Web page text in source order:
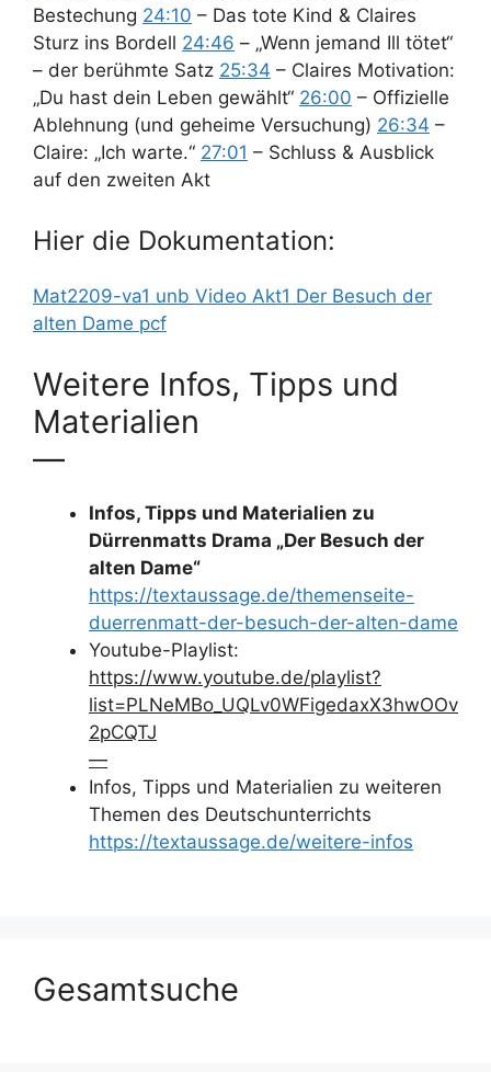
Bestechung 24:10 – Das tote Kind & Claires
Sturz ins Bordell 24:46 – „Wenn jemand Ill tötet“
– der berühmte Satz 25:34 – Claires Motivation:
„Du hast dein Leben gewählt“ 26:00 – Offizielle
Ablehnung (und geheime Versuchung) 26:34 –
Claire: „Ich warte.“ 27:01 – Schluss & Ausblick
auf den zweiten Akt
Hier die Dokumentation:
Mat2209-va1 unb Video Akt1 Der Besuch der
alten Dame pcf
Weitere Infos, Tipps und
Materialien
—
Infos, Tipps und Materialien zu
Dürrenmatts Drama „Der Besuch der
alten Dame“
https://textaussage.de/themenseite-
duerrenmatt-der-besuch-der-alten-dame
Youtube-Playlist:
https://www.youtube.de/playlist?
list=PLNeMBo_UQLv0WFigedaxX3hwOOv
2pCQTJ
—
Infos, Tipps und Materialien zu weiteren
Themen des Deutschunterrichts
https://textaussage.de/weitere-infos
Gesamtsuche